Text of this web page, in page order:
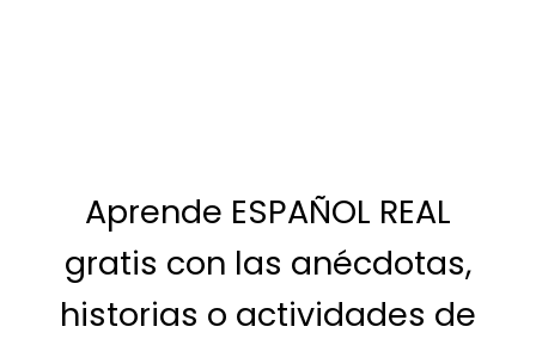
Aprende ESPAÑOL REAL
gratis con las anécdotas,
historias o actividades de